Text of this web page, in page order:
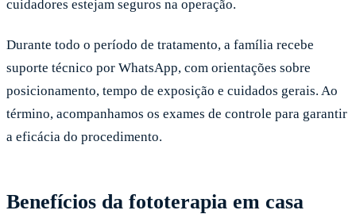
cuidadores estejam seguros na operação.
Durante todo o período de tratamento, a família recebe
suporte técnico por WhatsApp, com orientações sobre
posicionamento, tempo de exposição e cuidados gerais. Ao
término, acompanhamos os exames de controle para garantir
a eficácia do procedimento.
Benefícios da fototerapia em casa